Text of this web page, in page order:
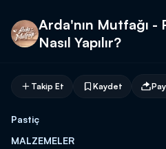
Arda'nın Mutfağı -
Nasıl Yapılır?
Takip Et Kaydet
Pastiç
MALZEMELER